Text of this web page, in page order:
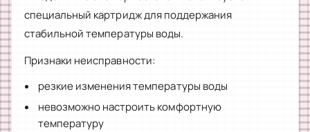
специальный картридж для поддержания
стабильной температуры воды.
Признаки неисправности:
резкие изменения температуры воды
невозможно настроить комфортную
температуру